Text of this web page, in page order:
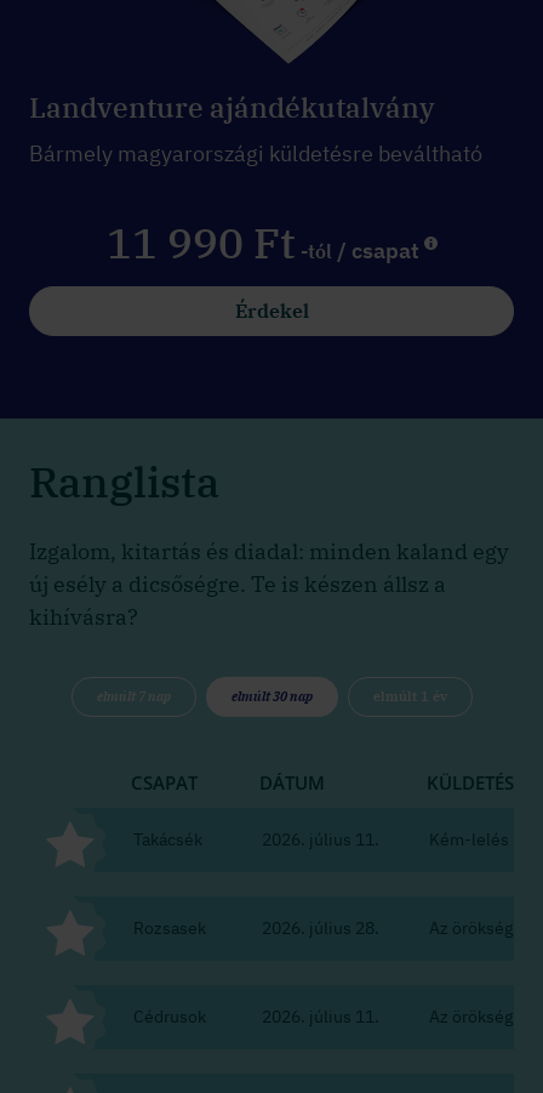
Landventure ajándékutalvány
Bármely magyarországi küldetésre beváltható
11 990 Ft -tól / csapat
Érdekel
Ranglista
Izgalom, kitartás és diadal: minden kaland egy
új esély a dicsőségre. Te is készen állsz a
kihívásra?
elmúlt 7 nap elmúlt 30 nap elmúlt 1 év
CSAPAT DÁTUM KÜLDETÉS
Takácsék 2026. július 11. Kém-lelés
Rozsasek 2026. július 28. Az örökség
Cédrusok 2026. július 11. Az örökség